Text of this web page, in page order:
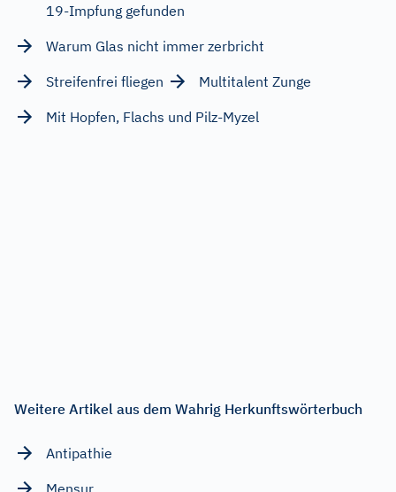
19-Impfung gefunden
Warum Glas nicht immer zerbricht
Streifenfrei fliegen
Multitalent Zunge
Mit Hopfen, Flachs und Pilz-Myzel
Weitere Artikel aus dem Wahrig Herkunftswörterbuch
Antipathie
Mensur